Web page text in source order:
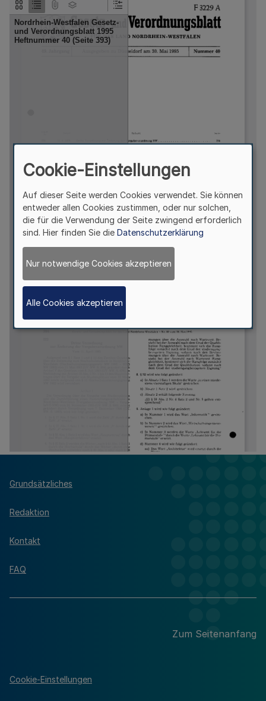
Grundsätzliches
Redaktion
Kontakt
FAQ
Zum Seitenanfang
Cookie-Einstellungen
Cookie-Einstellungen
Auf dieser Seite werden Cookies verwendet. Sie können
entweder allen Cookies zustimmen, oder nur solchen,
die für die Verwendung der Seite zwingend erforderlich
sind. Hier finden Sie die Datenschutzerklärung
Nur notwendige Cookies akzeptieren
Alle Cookies akzeptieren